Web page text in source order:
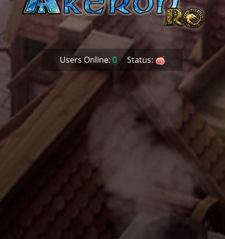
Users Online: 0 Status: